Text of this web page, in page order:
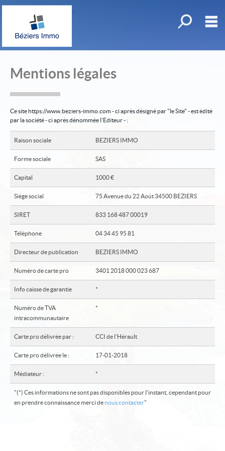
Toutes nos
Louer
une estimation
Déposer une recherche
Nos actualités
Mon compte
Mes sélections
Créer une alerte
Contact
Mentions légales
Ce site https://www.beziers-immo.com - ci après désigné par "le Site" - est édité
par la société - ci après dénommée l'Editeur - :
Raison sociale BEZIERS IMMO
Forme sociale SAS
Capital 1000 €
Siège social 75 Avenue du 22 Août 34500 BEZIERS
SIRET 833 168 487 00019
Téléphone 04 34 45 95 81
Directeur de publication BEZIERS IMMO
Numéro de carte pro 3401 2018 000 023 687
Info caisse de garantie *
Numéro de TVA
intracommunautaire
*
Carte pro délivrée par : CCI de l'Hérault
Carte pro délivrée le : 17-01-2018
Médiateur : *
"(*) Ces informations ne sont pas disponibles pour l'instant, cependant pour
en prendre connaissance merci de nous contacter"